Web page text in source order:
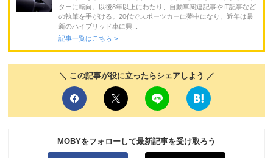
ターに転向。以後8年以上にわたり、自動車関連記事やIT記事など
の執筆を手がける。20代でスポーツカーに夢中になり、近年は最
新のハイブリッド車に興...
記事一覧はこちら >
＼ この記事が役に立ったらシェアしよう ／
MOBYをフォローして最新記事を受け取ろう